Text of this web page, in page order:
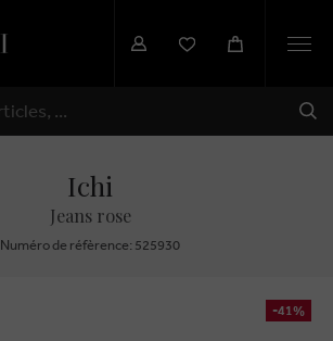
Ichi
Jeans rose
Numéro de réfèrence: 525930
-41%